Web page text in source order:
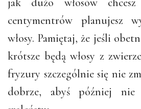
centymentrów planujesz
włosy. Pamiętaj, że jeśli
krótsze będą włosy z
fryzury szczególnie się nie
dobrze, abyś później nie